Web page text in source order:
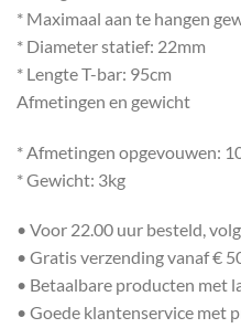
* Maximaal aan te hangen
* Diameter statief: 22mm
* Lengte T-bar: 95cm
Afmetingen en gewicht
* Afmetingen opgevouwen:
* Gewicht: 3kg
• Voor 22.00 uur besteld,
• Gratis verzending vanaf €
• Betaalbare producten met
• Goede klantenservice met